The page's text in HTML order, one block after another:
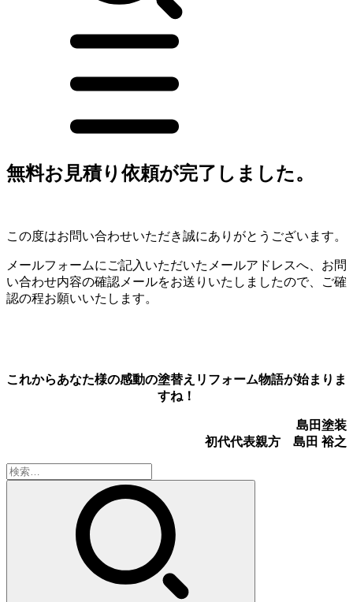
無料お見積り依頼が完了しました。
この度はお問い合わせいただき誠にありがとうございます。
メールフォームにご記入いただいたメールアドレスへ、お問
い合わせ内容の確認メールをお送りいたしましたので、ご確
認の程お願いいたします。
これからあなた様の感動の塗替えリフォーム物語が始まりま
すね！
島田塗装
初代代表親方 島田 裕之
検
索: